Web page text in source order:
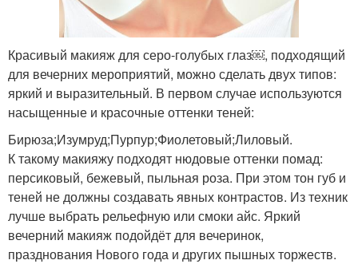
Красивый макияж для серо-голубых глаз￼, подходящий
для вечерних мероприятий, можно сделать двух типов:
яркий и выразительный. В первом случае используются
насыщенные и красочные оттенки теней:
Бирюза;Изумруд;Пурпур;Фиолетовый;Лиловый.
К такому макияжу подходят нюдовые оттенки помад:
персиковый, бежевый, пыльная роза. При этом тон губ и
теней не должны создавать явных контрастов. Из техник
лучше выбрать рельефную или смоки айс. Яркий
вечерний макияж подойдёт для вечеринок,
празднования Нового года и других пышных торжеств.